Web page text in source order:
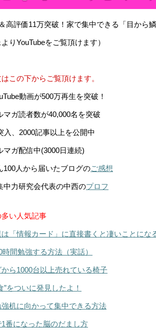
高評価11万突破！家で集中できる「目から
よりYouTubeをご覧頂けます）
この下からご覧頂けます。
動画が500万再生を突破！
マガ読者数が40,000名を突破
入、2000記事以上を公開中
マガ配信中(3000日連続)
100人から届いたブログのご感想
中力研究会代表の中西のプロフ
い人気記事
「情報カード」に直接書くと凄いことにな
間勉強する方法（実話）
ら1000台以上売れている椅子
”をついに発見したよ！
机に向かって集中できる方法
番になった脳のだまし方